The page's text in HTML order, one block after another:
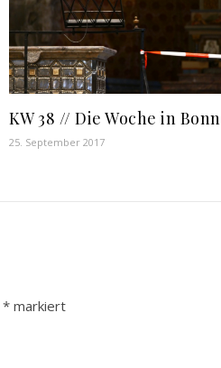
KW 38 // Die Woche in Bonn
25. September 2017
* markiert